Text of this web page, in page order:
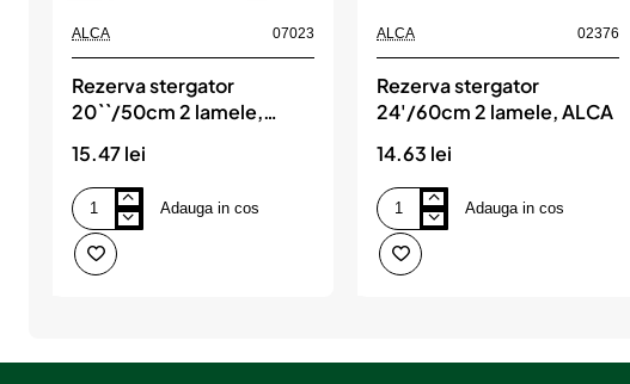
ALCA 07023
Rezerva stergator
20``/50cm 2 lamele,
15.47 lei
Rezerva
stergator
20``/50cm
2
Adauga in cos
ALCA 02376
Rezerva stergator
24'/60cm 2 lamele, ALCA
14.63 lei
Rezerva
stergator
24'/60cm
2
Adauga in cos